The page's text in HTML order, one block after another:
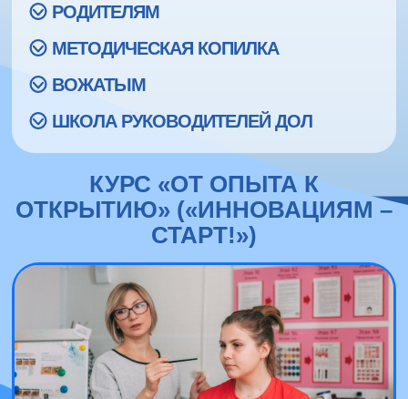
РОДИТЕЛЯМ
МЕТОДИЧЕСКАЯ КОПИЛКА
ВОЖАТЫМ
ШКОЛА РУКОВОДИТЕЛЕЙ ДОЛ
КУРС «ОТ ОПЫТА К
ОТКРЫТИЮ» («ИННОВАЦИЯМ –
СТАРТ!»)